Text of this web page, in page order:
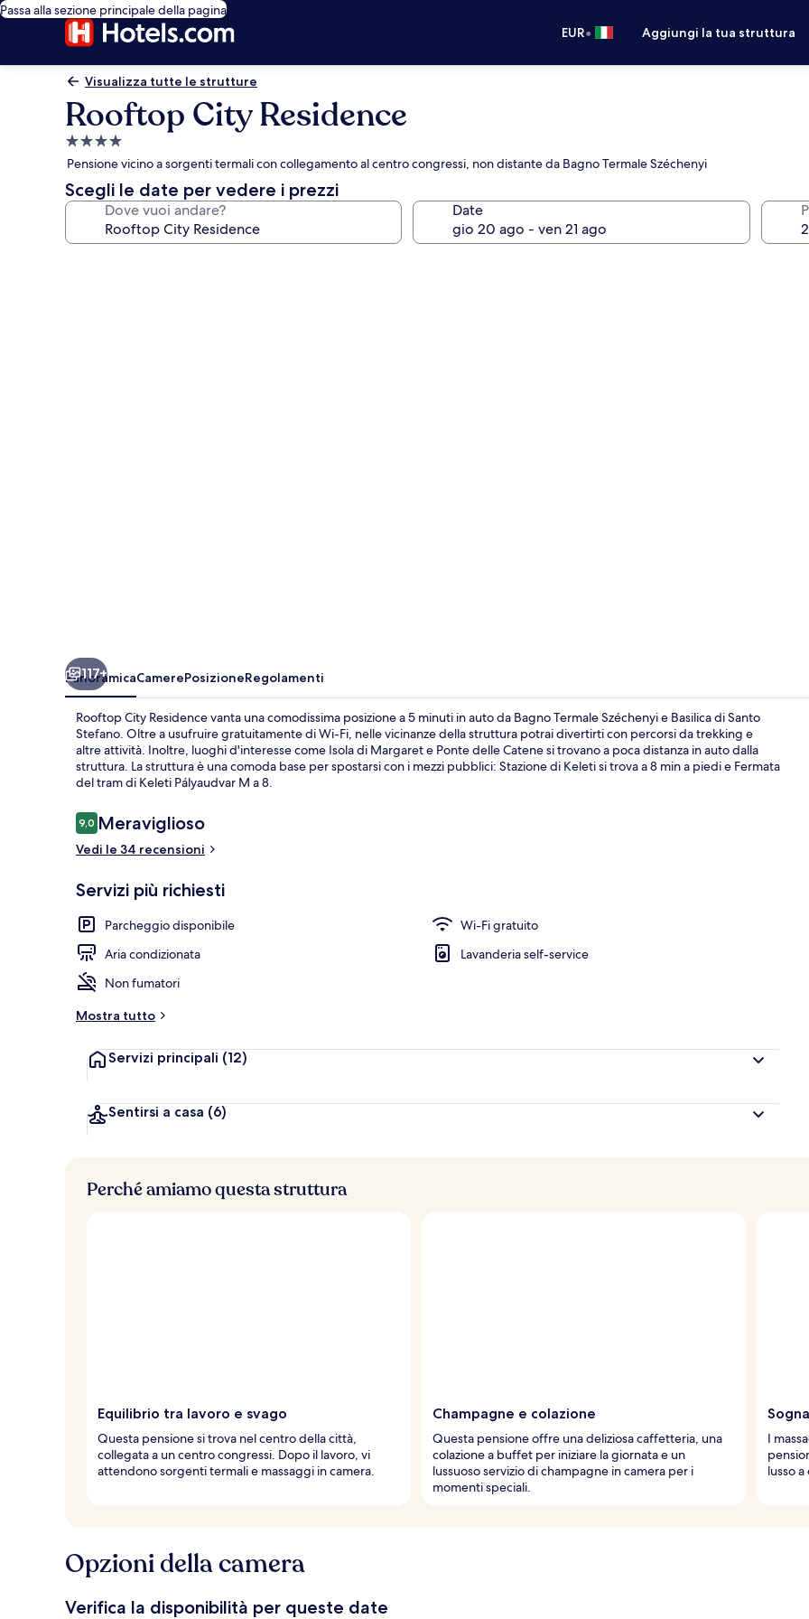
Passa alla sezione principale della pagina
EUR• Aggiungi la tua struttura
Visualizza tutte le strutture
Rooftop City Residence
Struttura
a
4.0
stelle
Pensione vicino a sorgenti termali con collegamento al centro congressi, non distante da Bagno Termale Széchenyi
Scegli le date per vedere i prezzi
Dove vuoi andare? Date
Camera
117+
PanoramicaCamerePosizioneRegolamenti
Rooftop City Residence vanta una comodissima posizione a 5 minuti in auto da Bagno Termale Széchenyi e Basilica di Santo
Stefano. Oltre a usufruire gratuitamente di Wi-Fi, nelle vicinanze della struttura potrai divertirti con percorsi da trekking e
altre attività. Inoltre, luoghi d'interesse come Isola di Margaret e Ponte delle Catene si trovano a poca distanza in auto dalla
struttura. La struttura è una comoda base per spostarsi con i mezzi pubblici: Stazione di Keleti si trova a 8 min a piedi e Fermata
del tram di Keleti Pályaudvar M a 8.
Recensioni
9,09,0 su 10
Meraviglioso
Vedi le 34 recensioni
Servizi più richiesti
Parcheggio disponibile
Wi-Fi gratuito
Aria condizionata
Lavanderia self-service
Non fumatori
Mostra tutto
Servizi principali (12)
Sentirsi a casa (6)
Perché amiamo questa struttura
Equilibrio tra lavoro e svago
Questa pensione si trova nel centro della città,
collegata a un centro congressi. Dopo il lavoro, vi
attendono sorgenti termali e massaggi in camera.
Champagne e colazione
Questa pensione offre una deliziosa caffetteria, una
colazione a buffet per iniziare la giornata e un
lussuoso servizio di champagne in camera per i
momenti speciali.
I
lusso
Opzioni della camera
Verifica la disponibilità per queste date